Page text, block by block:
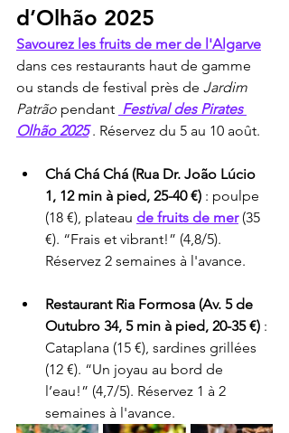
d’Olhão 2025
Savourez les fruits de mer de l'Algarve
dans ces restaurants haut de gamme
ou stands de festival près de Jardim
Patrão pendant Festival des Pirates
Olhão 2025 . Réservez du 5 au 10 août.
Chá Chá Chá (Rua Dr. João Lúcio
1, 12 min à pied, 25-40 €) : poulpe
(18 €), plateau de fruits de mer (35
€). “Frais et vibrant!” (4,8/5).
Réservez 2 semaines à l'avance.
Restaurant Ria Formosa (Av. 5 de
Outubro 34, 5 min à pied, 20-35 €) :
Cataplana (15 €), sardines grillées
(12 €). “Un joyau au bord de
l’eau!” (4,7/5). Réservez 1 à 2
semaines à l'avance.